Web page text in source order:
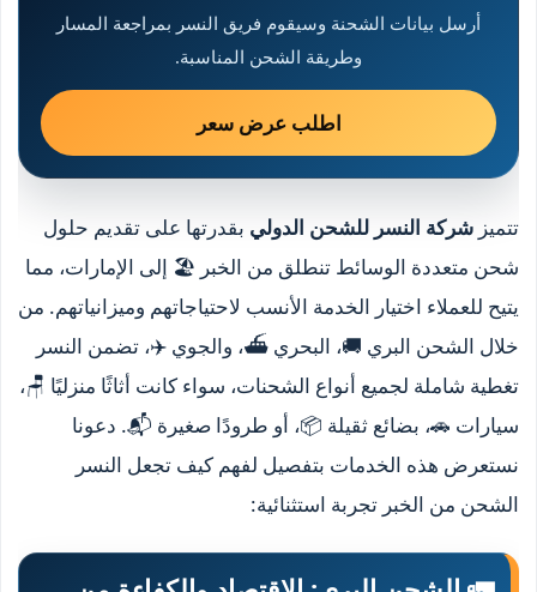
أرسل بيانات الشحنة وسيقوم فريق النسر بمراجعة المسار
وطريقة الشحن المناسبة.
اطلب عرض سعر
تتميز شركة النسر للشحن الدولي بقدرتها على تقديم حلول
شحن متعددة الوسائط تنطلق من الخبر 🏖️ إلى الإمارات، مما
يتيح للعملاء اختيار الخدمة الأنسب لاحتياجاتهم وميزانياتهم. من
خلال الشحن البري 🚚، البحري ⛴️، والجوي ✈️، تضمن النسر
تغطية شاملة لجميع أنواع الشحنات، سواء كانت أثاثًا منزليًا 🪑،
سيارات 🚗، بضائع ثقيلة 📦، أو طرودًا صغيرة 📬. دعونا
نستعرض هذه الخدمات بتفصيل لفهم كيف تجعل النسر
الشحن من الخبر تجربة استثنائية: